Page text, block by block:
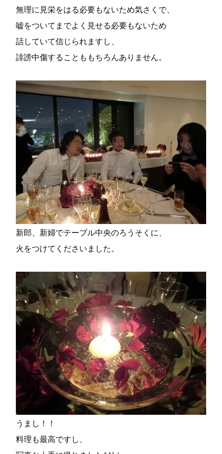
無理に見栄をはる必要もないため気さくで、
嘘をついてまでよく見せる必要もないため
話していて信じられますし、
誹謗中傷することももちろんありません。
新郎、新婦でテーブル中央のろうそくに、
火をつけてくださいました。
うまし！！
料理も最高ですし、